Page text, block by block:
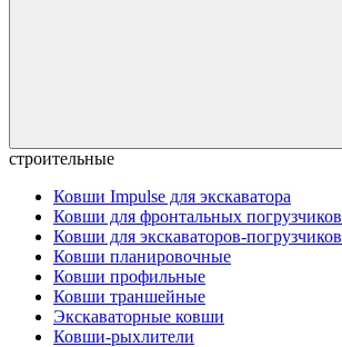
строительные
Ковши Impulse для экскаватора
Ковши для фронтальных погрузчиков
Ковши для экскаваторов-погрузчиков
Ковши планировочные
Ковши профильные
Ковши траншейные
Экскаваторные ковши
Ковши-рыхлители